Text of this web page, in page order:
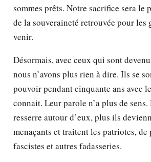
sommes prêts. Notre sacrifice sera le
de la souveraineté retrouvée pour les
venir.
Désormais, avec ceux qui sont
nous n’avons plus rien à dire. Ils se
pouvoir pendant cinquante ans avec
connait. Leur parole n’a plus de sens.
resserre autour d’eux, plus ils
menaçants et traitent les patriotes, de
fascistes et autres fadasseries.